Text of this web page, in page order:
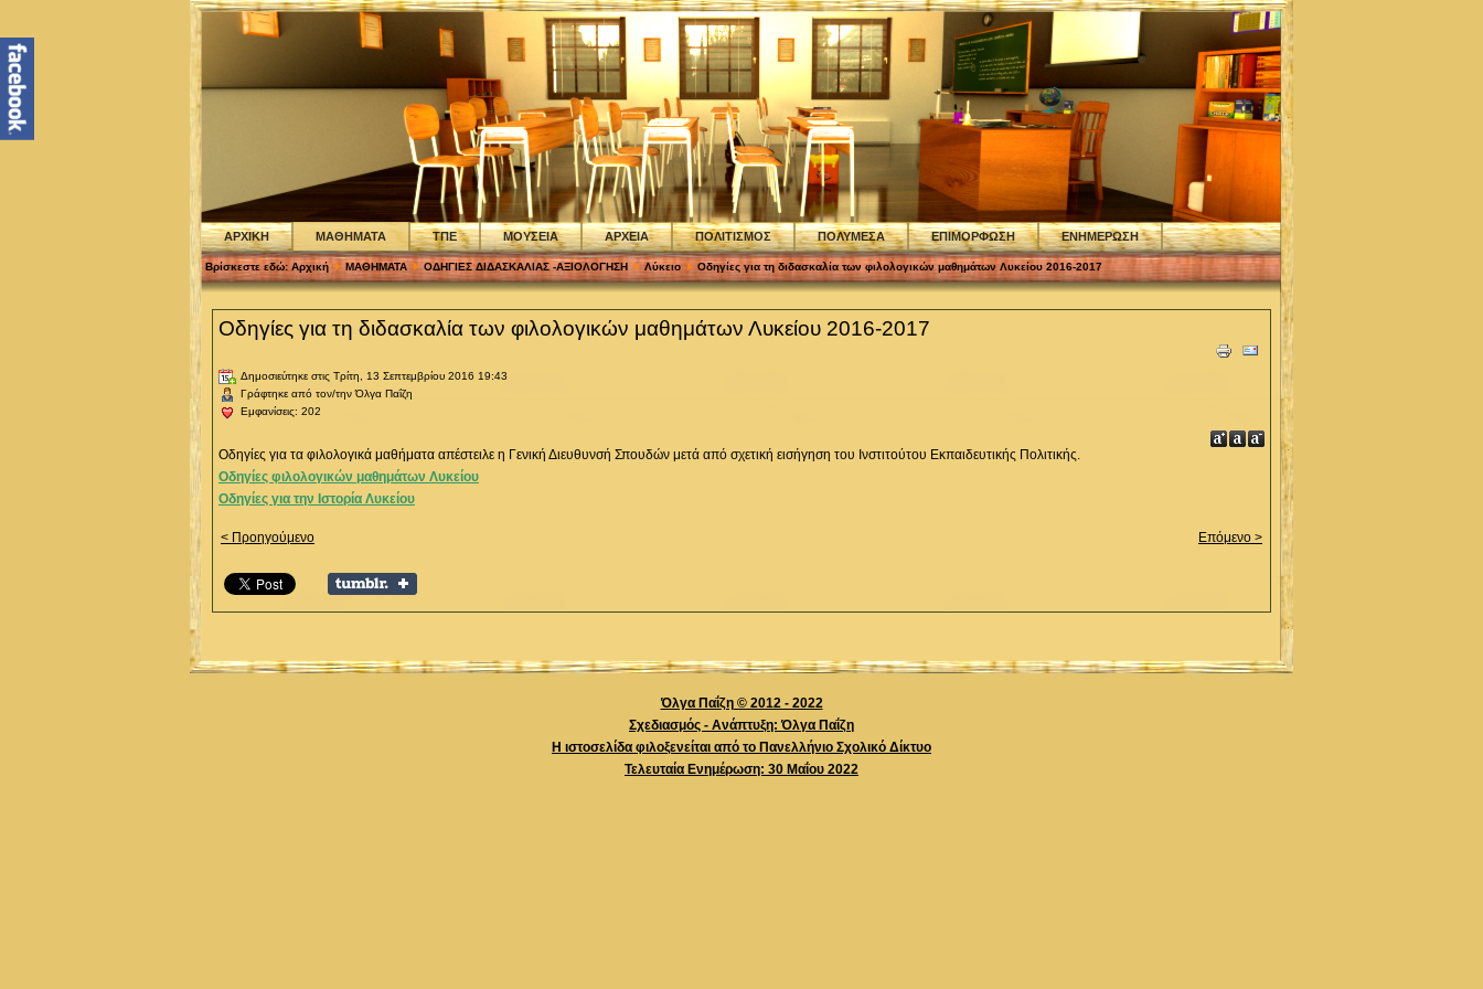
ΑΡΧΙΚΗ ΜΑΘΗΜΑΤΑ ΤΠΕ ΜΟΥΣΕΙΑ ΑΡΧΕΙΑ ΠΟΛΙΤΙΣΜΟΣ ΠΟΛΥΜΕΣΑ ΕΠΙΜΟΡΦΩΣΗ ΕΝΗΜΕΡΩΣΗ
Βρίσκεστε εδώ: Αρχική ΜΑΘΗΜΑΤΑ ΟΔΗΓΙΕΣ ΔΙΔΑΣΚΑΛΙΑΣ -ΑΞΙΟΛΟΓΗΣΗ Λύκειο Οδηγίες για τη διδασκαλία των φιλολογικών μαθημάτων Λυκείου 2016-2017
Οδηγίες για τη διδασκαλία των φιλολογικών μαθημάτων Λυκείου 2016-2017
Δημοσιεύτηκε στις Τρίτη, 13 Σεπτεμβρίου 2016 19:43
Γράφτηκε από τον/την Όλγα Παΐζη
Εμφανίσεις: 202
Οδηγίες για τα φιλολογικά μαθήματα απέστειλε η Γενική Διευθυνσή Σπουδών μετά από σχετική εισήγηση του Ινστιτούτου Εκπαιδευτικής Πολιτικής.
Οδηγίες φιλολογικών μαθημάτων Λυκείου
Οδηγίες για την Ιστορία Λυκείου
< Προηγούμενο Επόμενο >
Όλγα Παΐζη © 2012 - 2022
Σχεδιασμός - Ανάπτυξη: Όλγα Παΐζη
Η ιστοσελίδα φιλοξενείται από το Πανελλήνιο Σχολικό Δίκτυο
Τελευταία Ενημέρωση: 30 Mαΐου 2022